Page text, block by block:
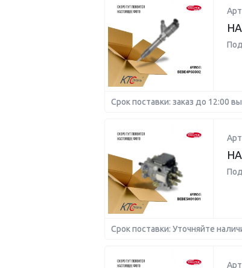
Срок поставки: заказ до 12:00
Срок поставки: Уточняйте